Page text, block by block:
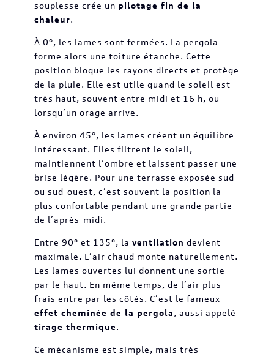
souplesse crée un pilotage fin de la
chaleur.
À 0°, les lames sont fermées. La pergola
forme alors une toiture étanche. Cette
position bloque les rayons directs et protège
de la pluie. Elle est utile quand le soleil est
très haut, souvent entre midi et 16 h, ou
lorsqu’un orage arrive.
À environ 45°, les lames créent un équilibre
intéressant. Elles filtrent le soleil,
maintiennent l’ombre et laissent passer une
brise légère. Pour une terrasse exposée sud
ou sud-ouest, c’est souvent la position la
plus confortable pendant une grande partie
de l’après-midi.
Entre 90° et 135°, la ventilation devient
maximale. L’air chaud monte naturellement.
Les lames ouvertes lui donnent une sortie
par le haut. En même temps, de l’air plus
frais entre par les côtés. C’est le fameux
effet cheminée de la pergola, aussi appelé
tirage thermique.
Ce mécanisme est simple, mais très